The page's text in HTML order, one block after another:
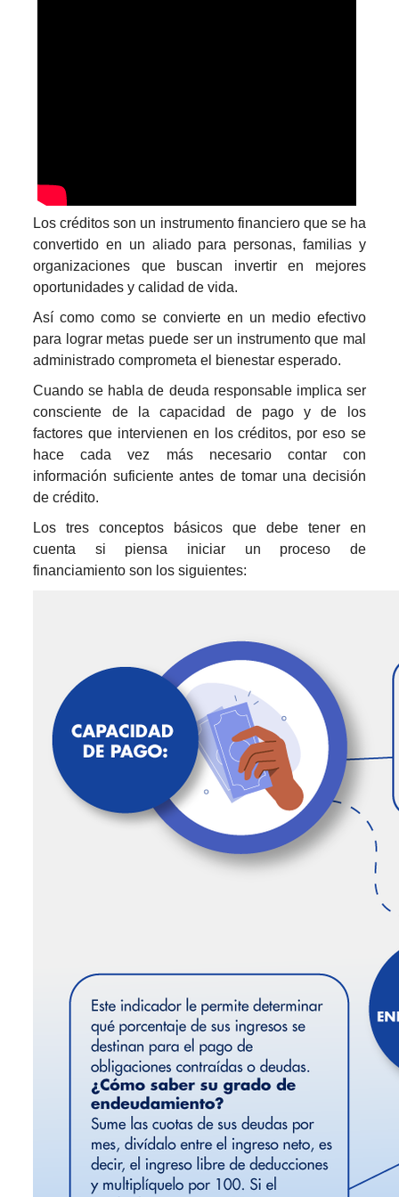
Los créditos son un instrumento financiero que se ha
convertido en un aliado para personas, familias y
organizaciones que buscan invertir en mejores
oportunidades y calidad de vida.
Así como como se convierte en un medio efectivo
para lograr metas puede ser un instrumento que mal
administrado comprometa el bienestar esperado.
Cuando se habla de deuda responsable implica ser
consciente de la capacidad de pago y de los
factores que intervienen en los créditos, por eso se
hace cada vez más necesario contar con
información suficiente antes de tomar una decisión
de crédito.
Los tres conceptos básicos que debe tener en
cuenta si piensa iniciar un proceso de
financiamiento son los siguientes: